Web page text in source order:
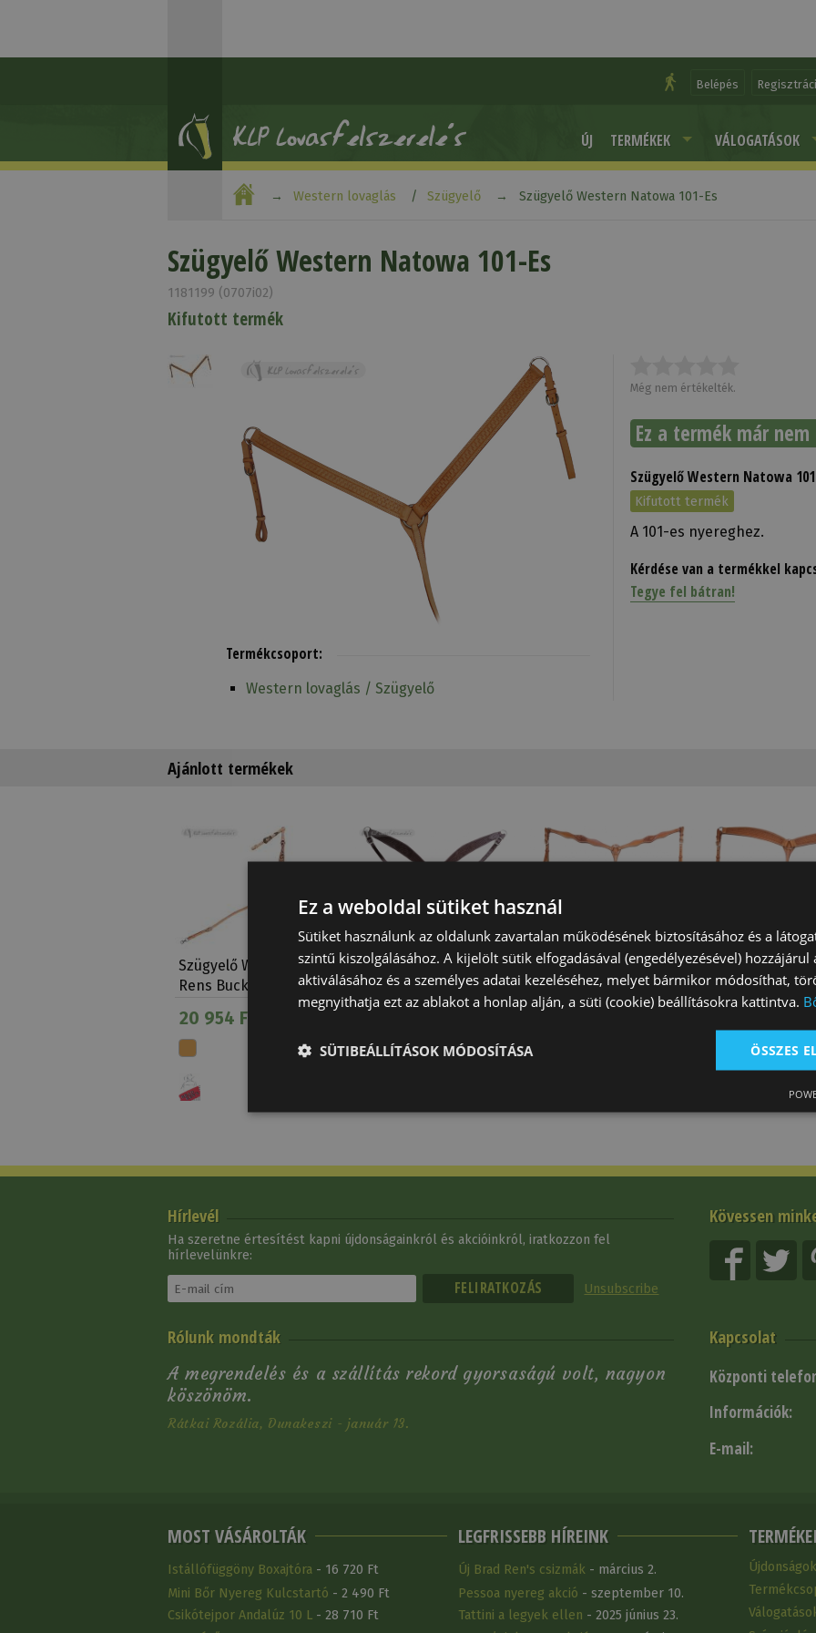
Belépés
ÚJ TERMÉKEK VÁLOGATÁSOK
Western lovaglás Szügyelő Szügyelő Western Natowa 101-Es
Szügyelő Western Natowa 101-Es
1181199 (0707i02)
Kifutott termék
Még nem értékelték.
Ez a termék már
Szügyelő Western Natowa
Kifutott termék
A 101-es nyereghez.
Kérdése van a termékkel
Tegye fel bátran!
Termékcsoport:
Western lovaglás / Szügyelő
Ajánlott termékek
Szügyelő Western Brad
Rens Buckaro Virá…
20 954 Ft
Szügyelő Western
Natowa 140
Szügyelő Western Brad
Ren's Virágdíszes
Szügyelő
Ren's
Ren's Cikk-Cakk
33 970 Ft
Kövessen
Hírlevél
Ha szeretne értesítést kapni újdonságainkról és akcióinkról, iratkozzon fel
hírlevelünkre:
Unsubscribe
Kapcsolat
Központi
Információk:
E-mail:
Rólunk mondták
A megrendelés és a szállítás rekord gyorsaságú volt, nagyon
köszönöm.
Rátkai Rozália, Dunakeszi - január 13.
MOST VÁSÁROLTÁK
Istállófüggöny Boxajtóra - 16 720 Ft
Mini Bőr Nyereg Kulcstartó - 2 490 Ft
Csikótejpor Andalúz 10 L - 28 710 Ft
LEGFRISSEBB HÍREINK
Új Brad Ren's csizmák- március 2.
Pessoa nyereg akció - szeptember 10.
Tattini a legyek ellen - 2025 június 23.
Újdonságok
Ez a weboldal sütiket használ
Sütiket használunk az oldalunk zavartalan működésének biztosításához és a
szintű kiszolgálásához. A kijelölt sütik elfogadásával (engedélyezésével) hozzájárul
aktiválásához és a személyes adatai kezeléséhez, melyet bármikor módosíthat,
megnyithatja ezt az ablakot a honlap alján, a süti (cookie) beállításokra kattintva.
ÖSSZES
SÜTIBEÁLLÍTÁSOK MÓDOSÍTÁSA